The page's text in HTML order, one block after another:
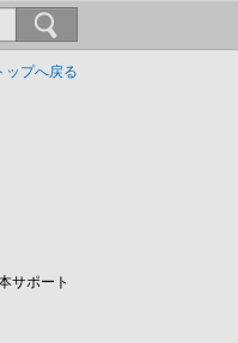
ップへ戻る
サポート